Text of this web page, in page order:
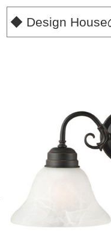
◆ Design House